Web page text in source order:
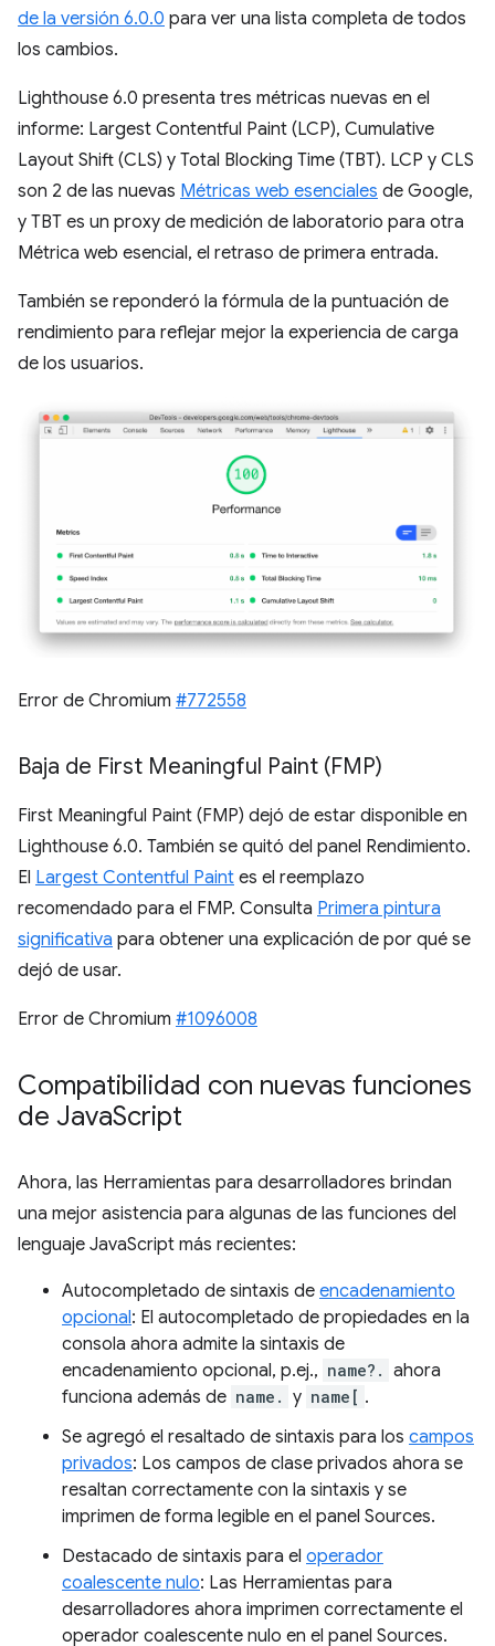
de la versión 6.0.0 para ver una lista completa de todos
los cambios.
Lighthouse 6.0 presenta tres métricas nuevas en el
informe: Largest Contentful Paint (LCP), Cumulative
Layout Shift (CLS) y Total Blocking Time (TBT). LCP y CLS
son 2 de las nuevas Métricas web esenciales de Google,
y TBT es un proxy de medición de laboratorio para otra
Métrica web esencial, el retraso de primera entrada.
También se reponderó la fórmula de la puntuación de
rendimiento para reflejar mejor la experiencia de carga
de los usuarios.
Error de Chromium #772558
Baja de First Meaningful Paint (FMP)
First Meaningful Paint (FMP) dejó de estar disponible en
Lighthouse 6.0. También se quitó del panel Rendimiento.
El Largest Contentful Paint es el reemplazo
recomendado para el FMP. Consulta Primera pintura
significativa para obtener una explicación de por qué se
dejó de usar.
Error de Chromium #1096008
Compatibilidad con nuevas funciones
de JavaScript
Ahora, las Herramientas para desarrolladores brindan
una mejor asistencia para algunas de las funciones del
lenguaje JavaScript más recientes:
Autocompletado de sintaxis de encadenamiento
opcional: El autocompletado de propiedades en la
consola ahora admite la sintaxis de
encadenamiento opcional, p.ej., name?. ahora
funciona además de name. y name[ .
Se agregó el resaltado de sintaxis para los campos
privados: Los campos de clase privados ahora se
resaltan correctamente con la sintaxis y se
imprimen de forma legible en el panel Sources.
Destacado de sintaxis para el operador
coalescente nulo: Las Herramientas para
desarrolladores ahora imprimen correctamente el
operador coalescente nulo en el panel Sources.